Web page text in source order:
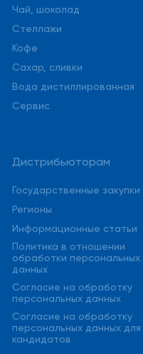
Чай, шоколад
Стеллажи
Кофе
Сахар, сливки
Вода дистиллированная
Сервис
Дистрибьюторам
Государственные закупки
Регионы
Информационные статьи
Политика в отношении
обработки персональных
данных
Cогласие на обработку
персональных данных
Cогласие на обработку
персональных данных для
кандидатов